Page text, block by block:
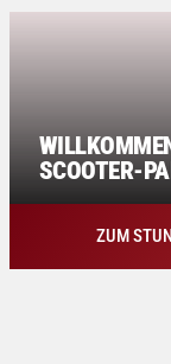
SCOOTER-
ZUM